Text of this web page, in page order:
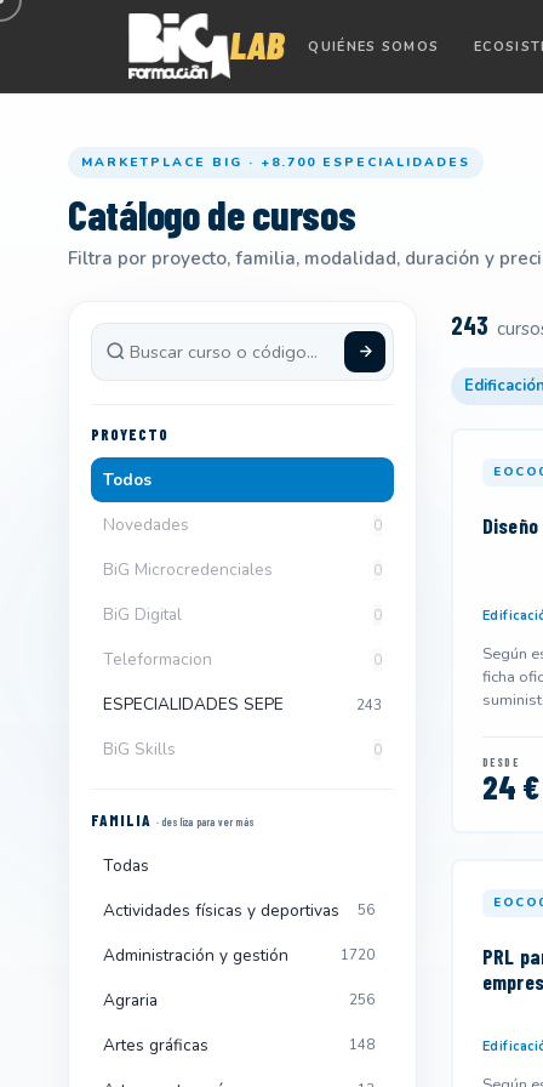
QUIÉNES SOMOS
MARKETPLACE BIG · +8.700 ESPECIALIDADES
Catálogo de cursos
Filtra por proyecto, familia, modalidad, duración y
PROYECTO
Todos
Novedades
0
BiG Microcredenciales 0
BiG Digital 0
Teleformacion 0
ESPECIALIDADES SEPE 243
BiG Skills 0
FAMILIA · desliza para ver más
Todas
Actividades físicas y deportivas
56
Administración y gestión 1720
Agraria 256
Artes gráficas 148
243
Según
ficha
DESDE
24 €
PRL